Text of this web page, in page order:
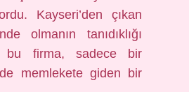
Kayseri’den çıkan
olmanın tanıdıklığı
bu firma, sadece bir
memlekete giden bir